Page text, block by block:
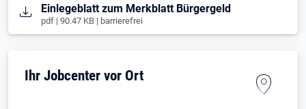
Öffnet in neuem Tab
Einlegeblatt zum Merkblatt Bürgergeld
pdf | 90.47 KB | barrierefrei
Ihr Jobcenter vor Ort